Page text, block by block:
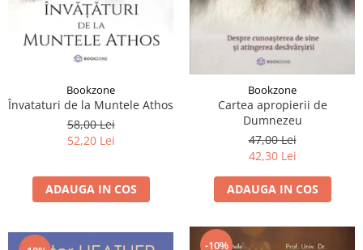
Bookzone
Învataturi de la Muntele Athos
58,00 Lei
52,20 Lei
ADAUGA IN COS
Bookzone
Cartea apropierii de
Dumnezeu
47,00 Lei
42,30 Lei
ADAUGA IN COS
-10%